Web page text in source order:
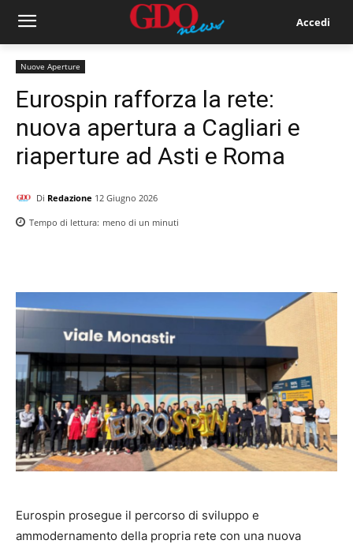
Accedi
Nuove Aperture
Eurospin rafforza la rete:
nuova apertura a Cagliari e
riaperture ad Asti e Roma
Di Redazione 12 Giugno 2026
Tempo di lettura: meno di un minuti
Eurospin prosegue il percorso di sviluppo e
ammodernamento della propria rete con una nuova